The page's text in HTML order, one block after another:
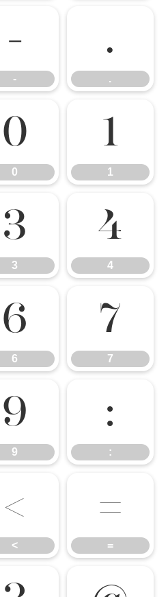
-
-
.
.
0
0
1
1
3
3
4
4
6
6
7
7
9
9
:
:
<
<
=
=